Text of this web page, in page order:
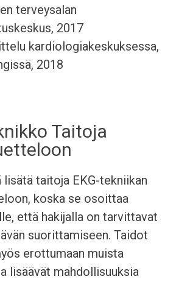
terveysalan
2017
kardiologiakeskuksessa,
2018
Taitoja
lisätä taitoja EKG-tekniikan
koska se osoittaa
että hakijalla on tarvittavat
suorittamiseen. Taidot
erottumaan muista
lisäävät mahdollisuuksia